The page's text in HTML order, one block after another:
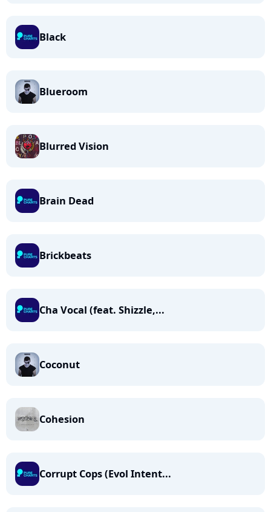
Black
Blueroom
Blurred Vision
Brain Dead
Brickbeats
Cha Vocal (feat. Shizzle,...
Coconut
Cohesion
Corrupt Cops (Evol Intent...